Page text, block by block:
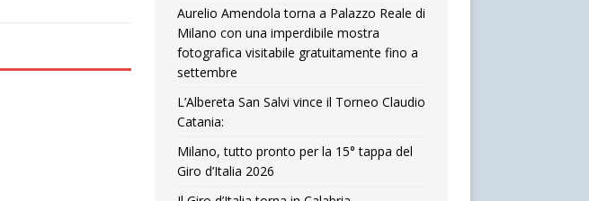
Aurelio Amendola torna a Palazzo Reale di
Milano con una imperdibile mostra
fotografica visitabile gratuitamente fino a
settembre
L’Albereta San Salvi vince il Torneo Claudio
Catania:
Milano, tutto pronto per la 15° tappa del
Giro d’Italia 2026